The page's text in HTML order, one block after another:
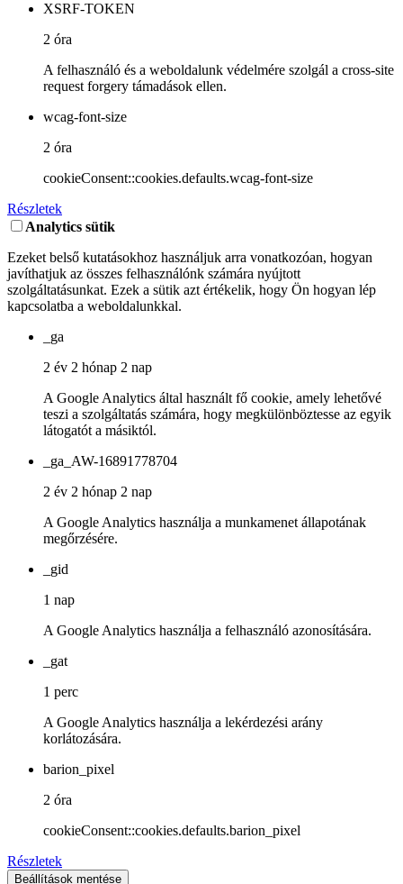
XSRF-TOKEN
2 óra
A felhasználó és a weboldalunk védelmére szolgál a cross-site
request forgery támadások ellen.
wcag-font-size
2 óra
cookieConsent::cookies.defaults.wcag-font-size
Részletek
Analytics sütik
Ezeket belső kutatásokhoz használjuk arra vonatkozóan, hogyan
javíthatjuk az összes felhasználónk számára nyújtott
szolgáltatásunkat. Ezek a sütik azt értékelik, hogy Ön hogyan lép
kapcsolatba a weboldalunkkal.
_ga
2 év 2 hónap 2 nap
A Google Analytics által használt fő cookie, amely lehetővé
teszi a szolgáltatás számára, hogy megkülönböztesse az egyik
látogatót a másiktól.
_ga_AW-16891778704
2 év 2 hónap 2 nap
A Google Analytics használja a munkamenet állapotának
megőrzésére.
_gid
1 nap
A Google Analytics használja a felhasználó azonosítására.
_gat
1 perc
A Google Analytics használja a lekérdezési arány
korlátozására.
barion_pixel
2 óra
cookieConsent::cookies.defaults.barion_pixel
Részletek
Beállítások mentése